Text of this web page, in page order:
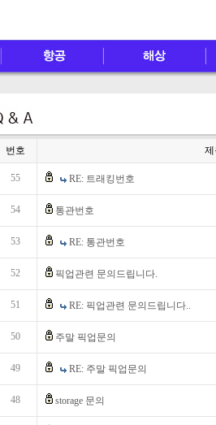
번호 제
55 RE: 트래킹번호
54 통관번호
53 RE: 통관번호
52 픽업관련 문의드립니다.
51 RE: 픽업관련 문의드립니다..
50 주말 픽업문의
49 RE: 주말 픽업문의
48 storage 문의